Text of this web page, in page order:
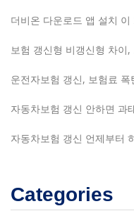
더비온 다운로드 앱 설치
보험 갱신형 비갱신형 차이
운전자보험 갱신, 보험료
자동차보험 갱신 안하면 과
자동차보험 갱신 언제부터
Categories